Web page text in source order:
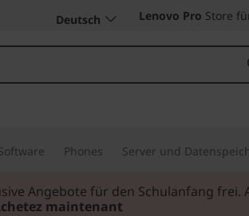
Deutsch Lenovo Pro Store
Phones Server und
Angebote für den Schulanfang frei.
maintenant